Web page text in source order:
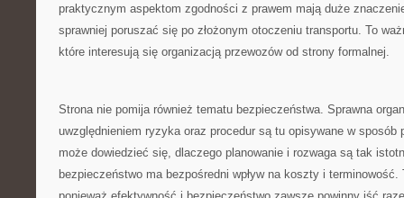
praktycznym aspektom zgodności z prawem mają duże
sprawniej poruszać się po złożonym otoczeniu transportu. To
które interesują się organizacją przewozów od strony formalnej.
Strona nie pomija również tematu bezpieczeństwa. Sprawna
uwzględnieniem ryzyka oraz procedur są tu opisywane w sposób
może dowiedzieć się, dlaczego planowanie i rozwaga są tak
bezpieczeństwo ma bezpośredni wpływ na koszty i